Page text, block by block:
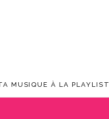
MUSIQUE À LA PLAYLIST